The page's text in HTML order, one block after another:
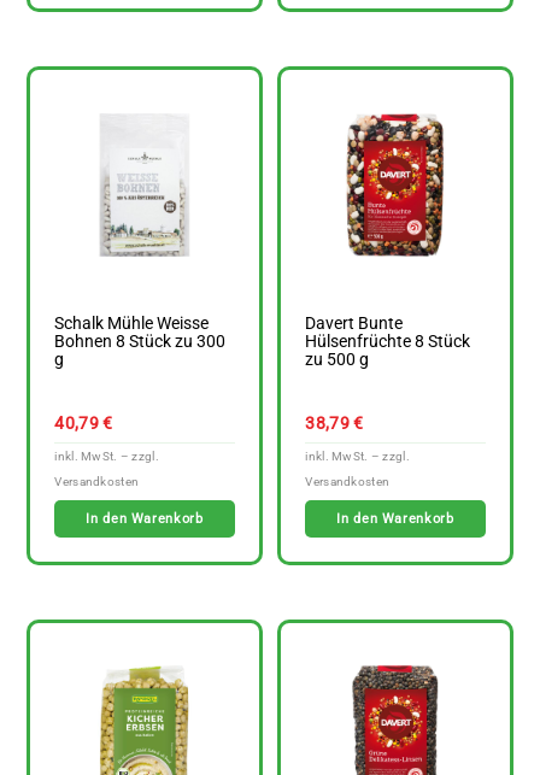
Schalk Mühle Weisse
Bohnen 8 Stück zu 300
g
40,79€
In den Warenkorb
Davert Bunte
Hülsenfrüchte 8 Stück
zu 500 g
38,79€
In den Warenkorb